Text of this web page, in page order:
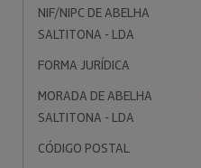
NIF/NIPC DE ABELHA
SALTITONA - LDA
FORMA JURÍDICA
MORADA DE ABELHA
SALTITONA - LDA
CÓDIGO POSTAL